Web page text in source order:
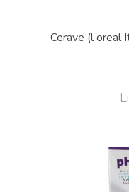
Cerave (l oreal